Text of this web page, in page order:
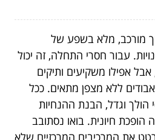
מורכב, מלא בשפע של
עבור חסרי התחלה, זה יכול
אפילו משקיעים ותיקים
ללא מצפן מתאים. ככל
הולך וגדל, הבנת ההנחיות
הופכת חיונית. בואו נסתובב
את המרכיבים המרכזיים שלא